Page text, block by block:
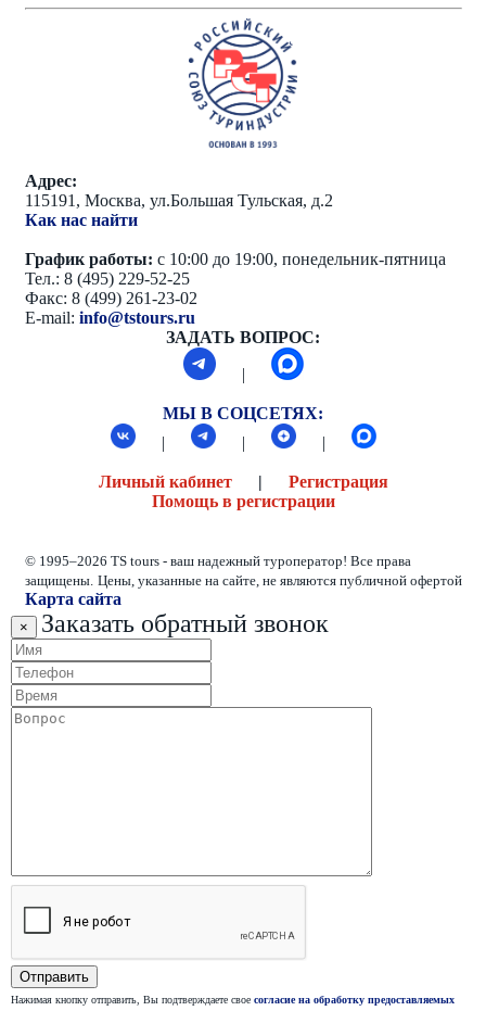
Адрес:
115191, Москва, ул.Большая Тульская, д.2
Как нас найти
График работы: с 10:00 до 19:00, понедельник-пятница
Тел.: 8 (495) 229-52-25
Факс: 8 (499) 261-23-02
E-mail: info@tstours.ru
ЗАДАТЬ ВОПРОС:
|
МЫ В СОЦСЕТЯХ:
|
| |
Личный кабинет| Регистрация
Помощь в регистрации
© 1995–2026 TS tours - ваш надежный туроператор! Все права
защищены. Цены, указанные на сайте, не являются публичной офертой
Карта сайта
× Заказать обратный звонок
Нажимая кнопку отправить, Вы подтверждаете свое согласие на обработку предоставляемых